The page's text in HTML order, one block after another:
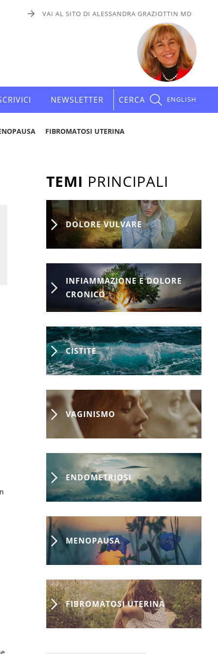
VAI AL SITO DI ALESSANDRA GRAZIOTTIN MD
NEWSLETTER CERCA ENGLISH
FIBROMATOSI UTERINA
TEMI PRINCIPALI
DOLORE VULVARE
INFIAMMAZIONE E DOLORE
CRONICO
CISTITE
VAGINISMO
ENDOMETRIOSI
MENOPAUSA
FIBROMATOSI UTERINA